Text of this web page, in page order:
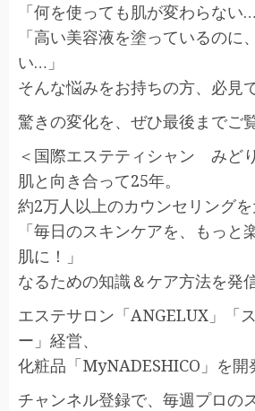
「何を使っても肌が変わらない…
「高い美容液を塗っているのに
い…」
そんな悩みをお持ちの方、必見
驚きの変化を、ぜひ最後までご
＜国際エステティシャン みど
肌と向き合って25年。
約2万人以上のカウンセリング
「毎日のスキンケアを、もっと
肌に！」
なるための知識＆ケア方法を発
エステサロン「ANGELUX」「
ー」経営、
化粧品「MyNADESHICO」を開
チャンネル登録で、毎週プロの